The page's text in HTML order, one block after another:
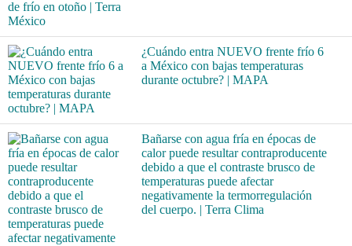
¿Cuándo entra NUEVO frente frío 6
a México con bajas temperaturas
durante octubre? | MAPA
Bañarse con agua fría en épocas de
calor puede resultar contraproducente
debido a que el contraste brusco de
temperaturas puede afectar
negativamente la termorregulación
del cuerpo. | Terra Clima